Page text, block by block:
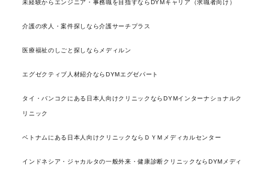
未経験からエンジニア・事務職を目指すならDYMキャリア（求職者向け）
介護の求人・案件探しなら介護サーチプラス
医療福祉のしごと探しならメディルン
エグゼクティブ人材紹介ならDYMエグゼパート
タイ・バンコクにある日本人向けクリニックならDYMインターナショナルク
リニック
ベトナムにある日本人向けクリニックならＤＹＭメディカルセンター
インドネシア・ジャカルタの一般外来・健康診断クリニックならDYMメディ